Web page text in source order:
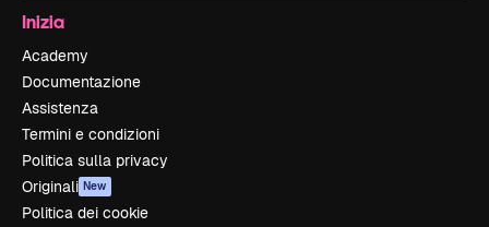
Inizia
Academy
Documentazione
Assistenza
Termini e condizioni
Politica sulla privacy
Originali New
Politica dei cookie